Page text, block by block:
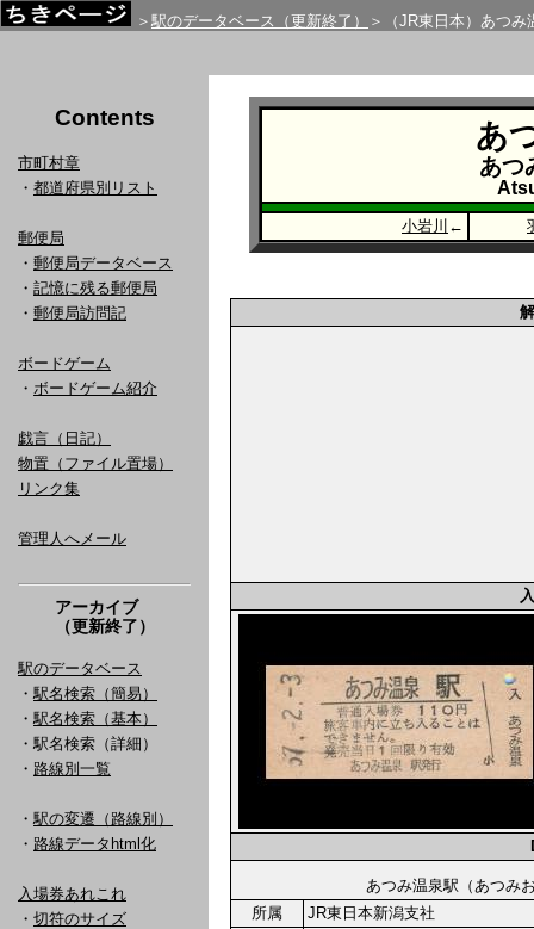
＞ 駅のデータベース（更新終了） ＞（JR東日本）あつみ
Contents
市町村章
・ 都道府県別リスト
郵便局
・ 郵便局データベース
・ 記憶に残る郵便局
・ 郵便局訪問記
ボードゲーム
・ ボードゲーム紹介
戯言（日記）
物置（ファイル置場）
リンク集
管理人へメール
アーカイブ
（更新終了）
駅のデータベース
・ 駅名検索（簡易）
・ 駅名検索（基本）
・駅名検索（詳細）
・ 路線別一覧
・ 駅の変遷（路線別）
・ 路線データhtml化
入場券あれこれ
・ 切符のサイズ
あ
あつ
小岩川 ←
あつみ温泉駅（あつ
所属
JR東日本新潟支社